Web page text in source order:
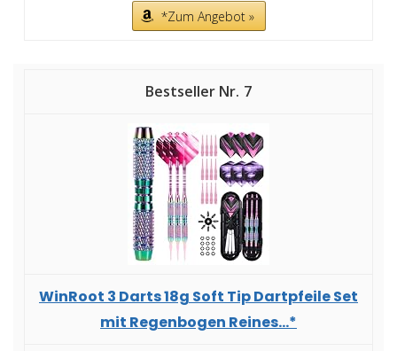
*Zum Angebot »
7
WinRoot 3 Darts 18g Soft Tip Dartpfeile Set
mit Regenbogen Reines...*